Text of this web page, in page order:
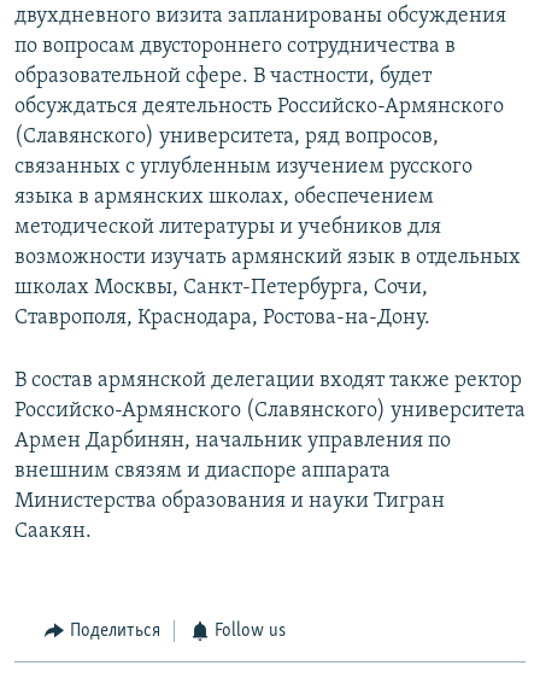
двухдневного визита запланированы обсуждения
по вопросам двустороннего сотрудничества в
образовательной сфере. В частности, будет
обсуждаться деятельность Российско-Армянского
(Славянского) университета, ряд вопросов,
связанных с углубленным изучением русского
языка в армянских школах, обеспечением
методической литературы и учебников для
возможности изучать армянский язык в отдельных
школах Москвы, Санкт-Петербурга, Сочи,
Ставрополя, Краснодара, Ростова-на-Дону.
В состав армянской делегации входят также ректор
Российско-Армянского (Славянского) университета
Армен Дарбинян, начальник управления по
внешним связям и диаспоре аппарата
Министерства образования и науки Тигран
Саакян.
Поделиться Follow us